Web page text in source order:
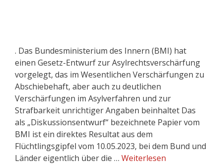
. Das Bundesministerium des Innern (BMI) hat
einen Gesetz-Entwurf zur Asylrechtsverschärfung
vorgelegt, das im Wesentlichen Verschärfungen zu
Abschiebehaft, aber auch zu deutlichen
Verschärfungen im Asylverfahren und zur
Strafbarkeit unrichtiger Angaben beinhaltet Das
als „Diskussionsentwurf“ bezeichnete Papier vom
BMI ist ein direktes Resultat aus dem
Flüchtlingsgipfel vom 10.05.2023, bei dem Bund und
Länder eigentlich über die … Weiterlesen